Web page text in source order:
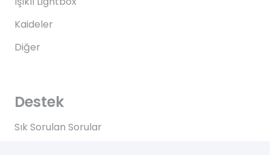
Kaideler
Diğer
Destek
Sık Sorulan Sorular